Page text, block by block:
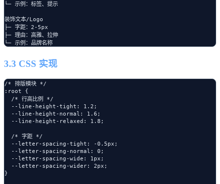
└─ 示例：标签、提示
装饰文本/Logo
├─ 字距：2-5px
├─ 理由：高雅、拉伸
3.3 CSS 实现
/* 排版模块 */
:root {
  /* 行高比例 */
  --line-height-tight: 1.2;
  --line-height-normal: 1.6;
  --line-height-relaxed: 1.8;
  /* 字距 */
  --letter-spacing-tight: -0.5px;
  --letter-spacing-normal: 0;
  --letter-spacing-wide: 1px;
  --letter-spacing-wider: 2px;
}